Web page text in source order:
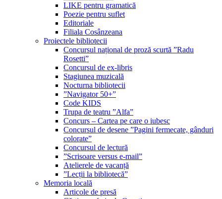
LIKE pentru gramatică
Poezie pentru suflet
Editoriale
Filiala Cosânzeana
Proiectele bibliotecii
Concursul național de proză scurtă ”Radu
Rosetti”
Concursul de ex-libris
Stagiunea muzicală
Nocturna bibliotecii
”Navigator 50+”
Code KIDS
Trupa de teatru ”Alfa”
Concurs – Cartea pe care o iubesc
Concursul de desene ”Pagini fermecate, gânduri
colorate”
Concursul de lectură
”Scrisoare versus e-mail”
Atelierele de vacanță
”Lecții la bibliotecă”
Memoria locală
Articole de presă